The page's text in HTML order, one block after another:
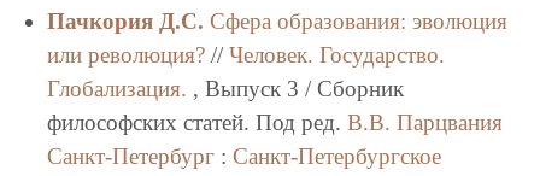
Пачкория Д.С. Сфера образования: эволюция
или революция?// Человек. Государство.
Глобализация. , Выпуск 3 / Сборник
философских статей. Под ред. В.В. Парцвания
Санкт-Петербург: Санкт-Петербургское